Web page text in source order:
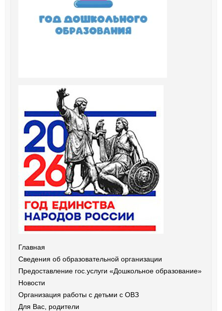
Главная
Сведения об образовательной организации
Предоставление гос.услуги «Дошкольное образование»
Новости
Организация работы с детьми с ОВЗ
Для Вас, родители